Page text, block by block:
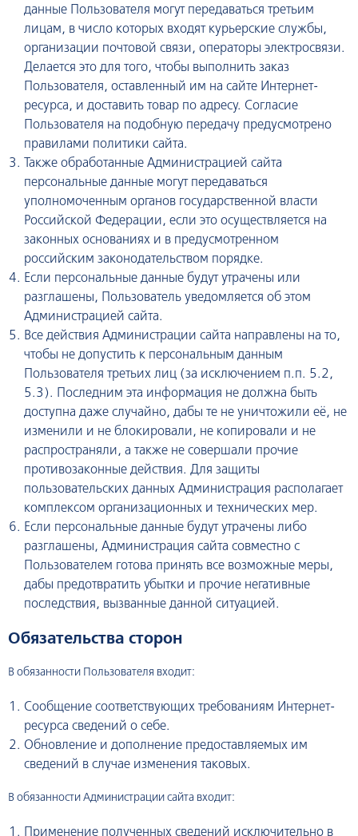
данные Пользователя могут передаваться третьим
лицам, в число которых входят курьерские службы,
организации почтовой связи, операторы электросвязи.
Делается это для того, чтобы выполнить заказ
Пользователя, оставленный им на сайте Интернет-
ресурса, и доставить товар по адресу. Согласие
Пользователя на подобную передачу предусмотрено
правилами политики сайта.
Также обработанные Администрацией сайта
персональные данные могут передаваться
уполномоченным органов государственной власти
Российской Федерации, если это осуществляется на
законных основаниях и в предусмотренном
российским законодательством порядке.
Если персональные данные будут утрачены или
разглашены, Пользователь уведомляется об этом
Администрацией сайта.
Все действия Администрации сайта направлены на то,
чтобы не допустить к персональным данным
Пользователя третьих лиц (за исключением п.п. 5.2,
5.3). Последним эта информация не должна быть
доступна даже случайно, дабы те не уничтожили её, не
изменили и не блокировали, не копировали и не
распространяли, а также не совершали прочие
противозаконные действия. Для защиты
пользовательских данных Администрация располагает
комплексом организационных и технических мер.
Если персональные данные будут утрачены либо
разглашены, Администрация сайта совместно с
Пользователем готова принять все возможные меры,
дабы предотвратить убытки и прочие негативные
последствия, вызванные данной ситуацией.
Обязательства сторон
В обязанности Пользователя входит:
Сообщение соответствующих требованиям Интернет-
ресурса сведений о себе.
Обновление и дополнение предоставляемых им
сведений в случае изменения таковых.
В обязанности Администрации сайта входит:
Применение полученных сведений исключительно в